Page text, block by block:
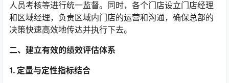
人员考核等进行统一监督。同时，各个门店设立门店经理
和区域经理，负责区域内门店的运营和沟通，确保总部的
决策快速高效地传达并执行下去。
二、建立有效的绩效评估体系
1. 定量与定性指标结合